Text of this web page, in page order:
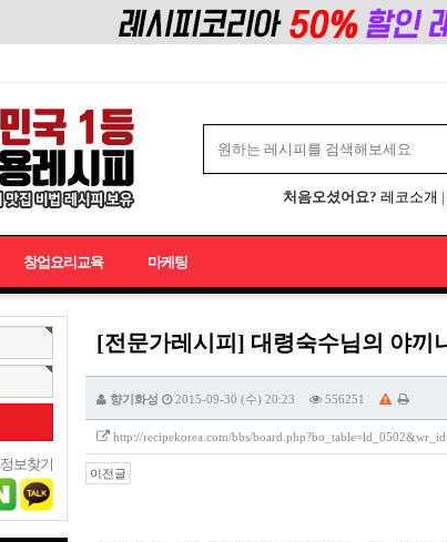
처음오셨어요? 레코소개 |
창업요리교육 마케팅
정보찾기
[전문가레시피] 대령숙수님의 야끼
향기화성 2015-09-30 (수) 20:23 556251
http://recipekorea.com/bbs/
이전글